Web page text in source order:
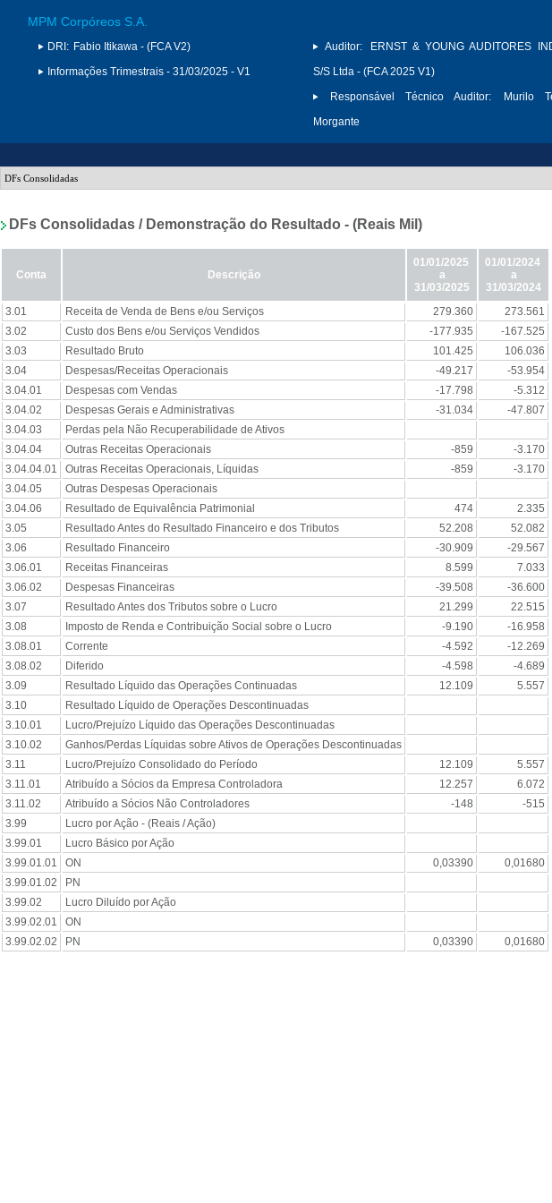
MPM Corpóreos S.A.
DRI: Fabio Itikawa - (FCA V2)
Informações Trimestrais - 31/03/2025 - V1
Auditor:
ERNST & YOUNG AUDITORES
S/S Ltda - (FCA 2025 V1)
Responsável Técnico Auditor:
Murilo
Morgante